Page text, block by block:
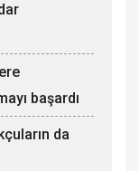
başardı
da